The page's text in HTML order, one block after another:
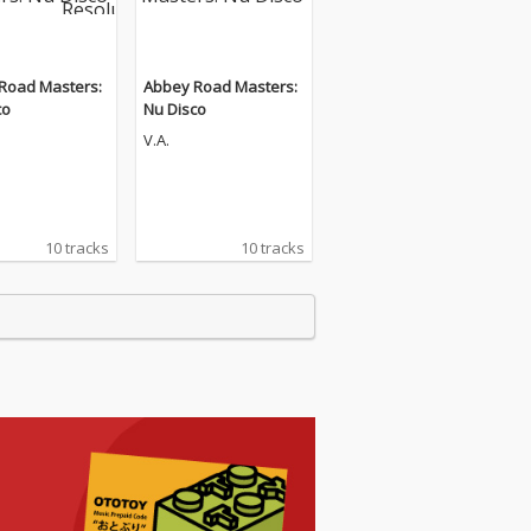
Masters:
10 tracks
Abbey Road Masters:
Nu Disco
V.A.
10 tracks